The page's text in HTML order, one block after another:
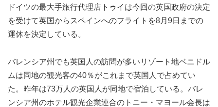
ドイツの最大手旅行代理店トゥイは今回の英国政府の決定
を受けて英国からスペインへのフライトを8月9日までの
運休を決定している。
バレンシア州でも英国人の訪問が多いリゾート地ベニドル
ムは同地の観光客の40％がこれまで英国人で占めてい
た。昨年は73万人の英国人が同地で宿泊している。バレ
ンシア州のホテル観光企業連合のトニー・マヨール会長は